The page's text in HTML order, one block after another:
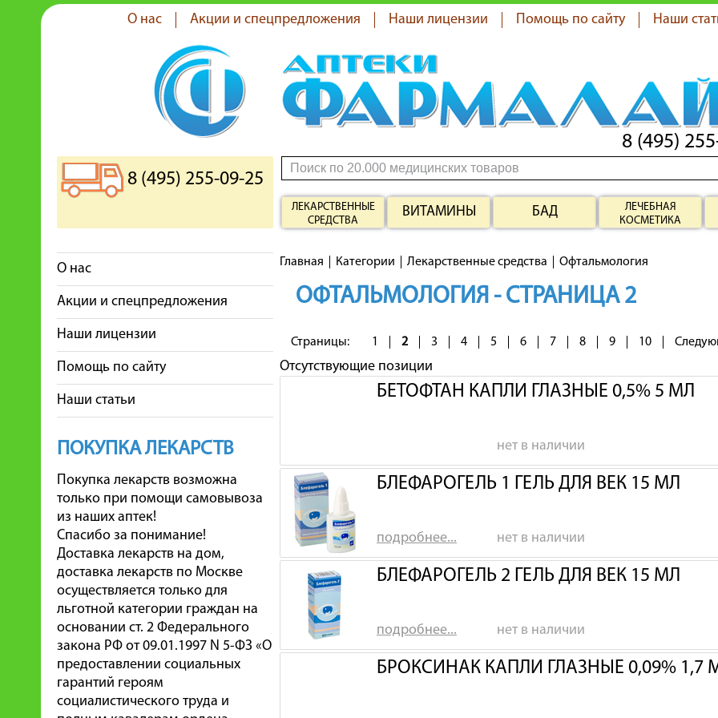
О нас Акции и спецпредложения Наши лицензии Помощь по сайту Наши
8 (495)
8 (495) 255-09-25
ЛЕКАРСТВЕННЫЕ
СРЕДСТВА
ВИТАМИНЫ БАД
ЛЕЧЕБНАЯ
КОСМЕТИКА
О нас
Акции и спецпредложения
Наши лицензии
Помощь по сайту
Наши статьи
ПОКУПКА ЛЕКАРСТВ
Покупка лекарств возможна
только при помощи самовывоза
из наших аптек!
Спасибо за понимание!
Доставка лекарств на дом,
доставка лекарств по Москве
осуществляется только для
льготной категории граждан на
основании ст. 2 Федерального
закона РФ от 09.01.1997 N 5-ФЗ «О
предоставлении социальных
гарантий героям
социалистического труда и
Главная Категории Лекарственные средства Офтальмология
ОФТАЛЬМОЛОГИЯ - СТРАНИЦА 2
Страницы: 1 2 3 4 5 6 7 8 9 10
Отсутствующие позиции
БЕТОФТАН КАПЛИ ГЛАЗНЫЕ 0,5% 5 МЛ
нет в наличии
БЛЕФАРОГЕЛЬ 1 ГЕЛЬ ДЛЯ ВЕК 15 МЛ
подробнее... нет в наличии
БЛЕФАРОГЕЛЬ 2 ГЕЛЬ ДЛЯ ВЕК 15 МЛ
подробнее... нет в наличии
БРОКСИНАК КАПЛИ ГЛАЗНЫЕ 0,09% 1,7